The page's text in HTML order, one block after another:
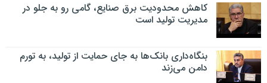
کاهش محدودیت برق صنایع، گامی رو به جلو در
مدیریت تولید است
بنگاه‌داری بانک‌ها به جای حمایت از تولید، به تورم
دامن می‌زند